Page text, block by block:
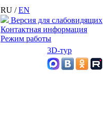
RU /EN
Версия для слабовидящих
Контактная информация
Режим работы
3D-тур